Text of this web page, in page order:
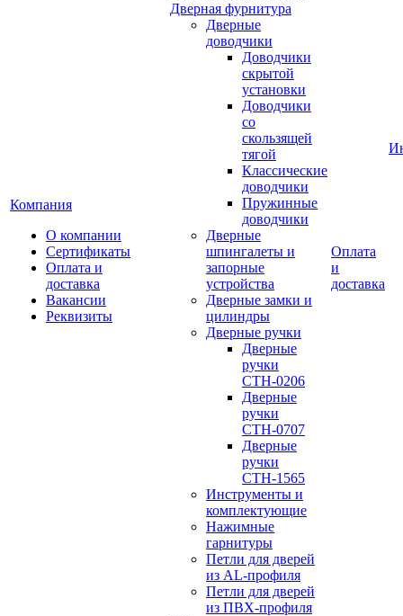
Компания
О компании
Сертификаты
Оплата и
доставка
Вакансии
Реквизиты
Дверная фурнитура
Дверные
доводчики
Доводчики
скрытой
установки
Доводчики
со
скользящей
тягой
Классические
доводчики
Пружинные
доводчики
Дверные
шпингалеты и
запорные
устройства
Дверные замки и
цилиндры
Дверные ручки
Дверные
ручки
СТН-0206
Дверные
ручки
СТН-0707
Дверные
ручки
СТН-1565
Инструменты и
комплектующие
Нажимные
гарнитуры
Петли для дверей
из AL-профиля
Петли для дверей
из ПВХ-профиля
Оплата
и
доставка